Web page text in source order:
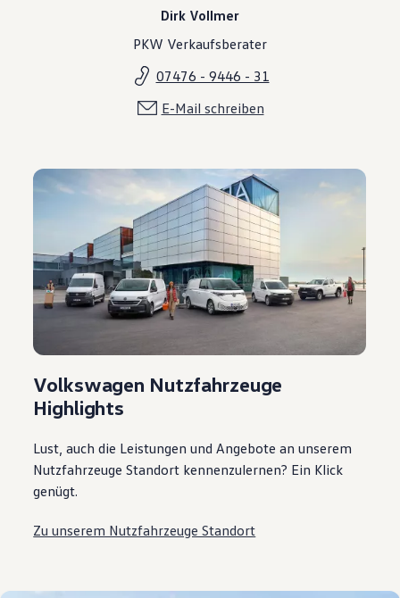
Dirk Vollmer
PKW Verkaufsberater
07476 - 9446 - 31
E-Mail schreiben
Volkswagen Nutzfahrzeuge
Highlights
Lust, auch die Leistungen und Angebote an unserem
Nutzfahrzeuge Standort kennenzulernen? Ein Klick
genügt.
Zu unserem Nutzfahrzeuge Standort